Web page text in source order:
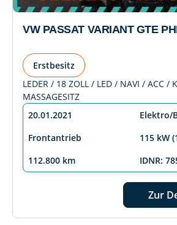
VW PASSAT VARIANT GTE
Erstbesitz
LEDER / 18 ZOLL / LED / NAVI / ACC /
MASSAGESITZ
20.01.2021
Elektro/
Frontantrieb
115 kW
112.800 km
IDNR:
Zur